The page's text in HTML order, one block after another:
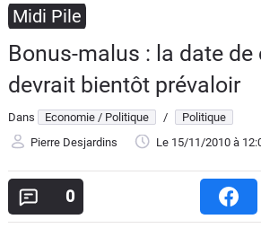
Actu
Essais
d'achat
Electriques
Utilitaires
Midi Pile
Bonus-malus : la date
devrait bientôt prévaloir
Dans Economie / Politique /
Politique
Pierre Desjardins
Le 15/11/2010 à
0